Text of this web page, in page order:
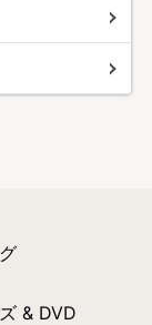
& DVD